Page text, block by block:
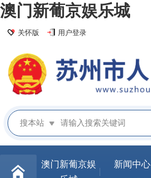
澳门新葡京娱乐城
关怀版 用户登录
搜本站
澳门新葡京娱
新闻中心